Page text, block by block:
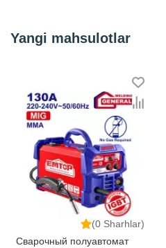
Yangi mahsulotlar
(0 Sharhlar)
Сварочный полуавтомат